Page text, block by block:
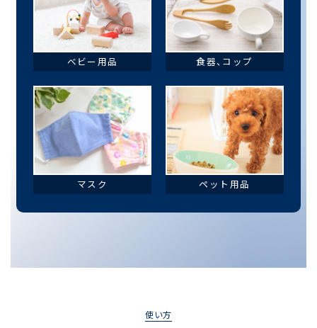
ベビー用品 食器、コップ
マスク ペット用品
使い方